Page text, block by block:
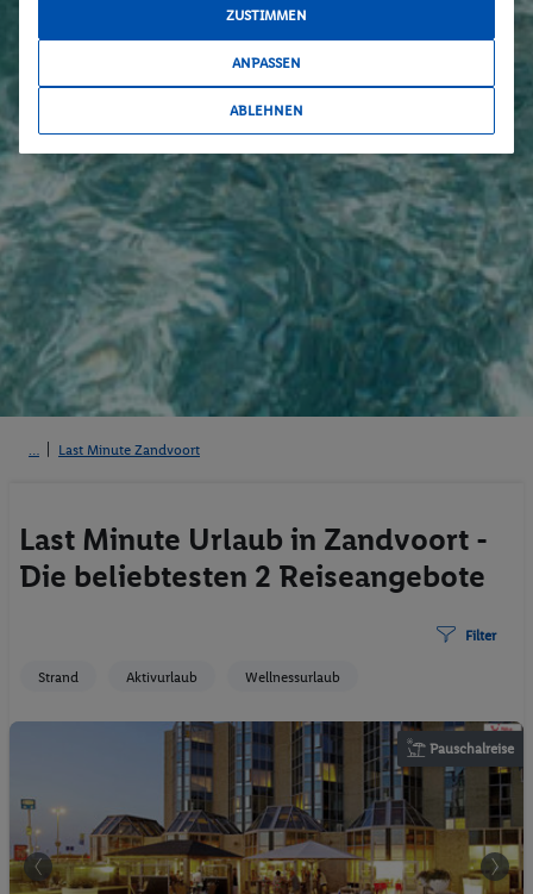
Last Minute Zandvoort
Last Minute Urlaub in Zandvoort -
Die beliebtesten 2 Reiseangebote
Filter
Strand Aktivurlaub Wellnessurlaub
Pauschalreise
ZUSTIMMEN
ANPASSEN
ABLEHNEN